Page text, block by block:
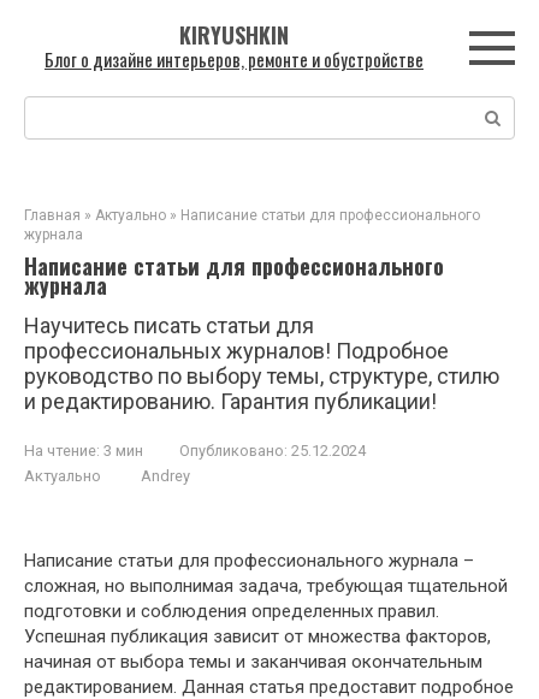
контенту
KIRYUSHKIN
Блог о дизайне интерьеров, ремонте и обустройстве
Поиск:
Главная » Актуально » Написание статьи для профессионального
журнала
Написание статьи для профессионального
журнала
Научитесь писать статьи для
профессиональных журналов! Подробное
руководство по выбору темы, структуре, стилю
и редактированию. Гарантия публикации!
На чтение: 3 мин Опубликовано: 25.12.2024
Актуально
Andrey
Написание статьи для профессионального журнала –
сложная, но выполнимая задача, требующая тщательной
подготовки и соблюдения определенных правил.
Успешная публикация зависит от множества факторов,
начиная от выбора темы и заканчивая окончательным
редактированием. Данная статья предоставит подробное